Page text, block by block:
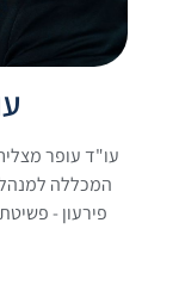
המכללה
פירעון -